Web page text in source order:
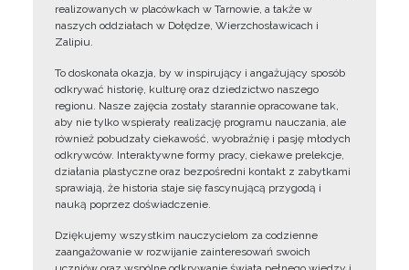
realizowanych w placówkach w Tarnowie, a także w
naszych oddziałach w Dołędze, Wierzchosławicach i
Zalipiu.
To doskonała okazja, by w inspirujący i angażujący sposób
odkrywać historię, kulturę oraz dziedzictwo naszego
regionu. Nasze zajęcia zostały starannie opracowane tak,
aby nie tylko wspierały realizację programu nauczania, ale
również pobudzały ciekawość, wyobraźnię i pasję młodych
odkrywców. Interaktywne formy pracy, ciekawe prelekcje,
działania plastyczne oraz bezpośredni kontakt z zabytkami
sprawiają, że historia staje się fascynującą przygodą i
nauką poprzez doświadczenie.
Dziękujemy wszystkim nauczycielom za codzienne
zaangażowanie w rozwijanie zainteresowań swoich